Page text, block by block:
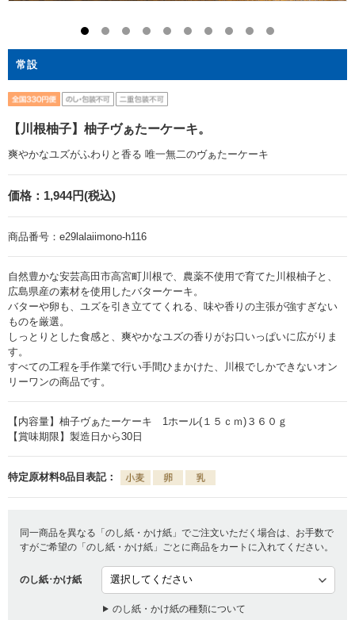
常設
【川根柚子】柚子ヴぁたーケーキ。
爽やかなユズがふわりと香る 唯一無二のヴぁたーケーキ
価格： 1,944円(税込)
商品番号： e29lalaiimono-h116
自然豊かな安芸高田市高宮町川根で、農薬不使用で育てた川根柚子と、
広島県産の素材を使用したバターケーキ。
バターや卵も、ユズを引き立ててくれる、味や香りの主張が強すぎない
ものを厳選。
しっとりとした食感と、爽やかなユズの香りがお口いっぱいに広がりま
す。
すべての工程を手作業で行い手間ひまかけた、川根でしかできないオン
リーワンの商品です。
【内容量】柚子ヴぁたーケーキ 1ホール(１５ｃｍ)３６０ｇ
【賞味期限】製造日から30日
特定原材料8品目表記：
同一商品を異なる「のし紙・かけ紙」でご注文いただく場合は、お手数で
すがご希望の「のし紙・かけ紙」ごとに商品をカートに入れてください。
のし紙･かけ紙
のし紙・かけ紙の種類について